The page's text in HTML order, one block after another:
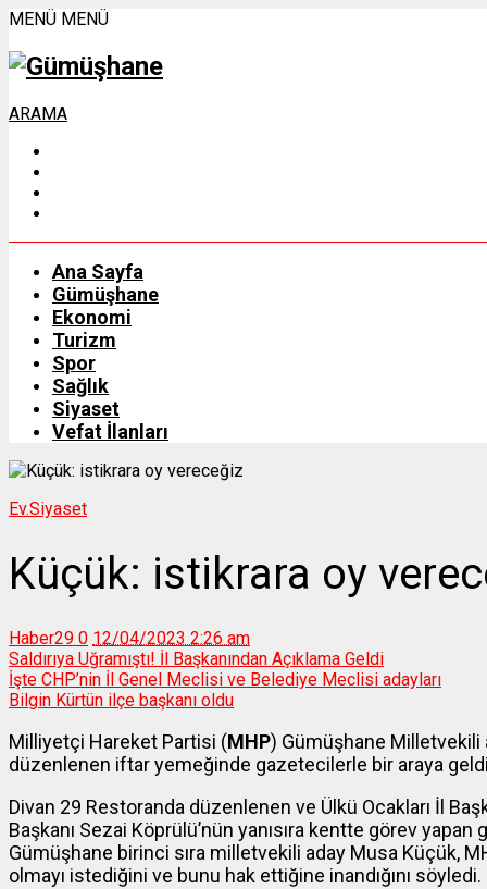
MENÜ MENÜ
ARAMA
Ana Sayfa
Gümüşhane
Ekonomi
Turizm
Spor
Sağlık
Siyaset
Vefat İlanları
Ev.Siyaset
Küçük: istikrara oy
Haber29 0 12/04/2023 2:26 am
Saldırıya Uğramıştı! İl Başkanından Açıklama Geldi
İşte CHP’nin İl Genel Meclisi ve Belediye Meclisi adayları
Bilgin Kürtün ilçe başkanı oldu
Milliyetçi Hareket Partisi (MHP) Gümüşhane Milletvekili
düzenlenen iftar yemeğinde gazetecilerle bir araya
Divan 29 Restoranda düzenlenen ve Ülkü Ocakları İl
Başkanı Sezai Köprülü’nün yanısıra kentte görev
Gümüşhane birinci sıra milletvekili aday Musa Küçük,
olmayı istediğini ve bunu hak ettiğine inandığını söyledi.